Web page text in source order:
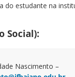
do estudante na
Social):
Nascimento –